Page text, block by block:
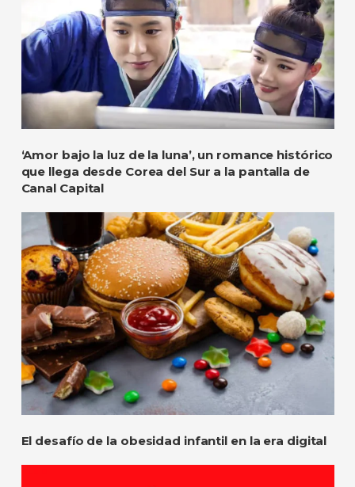
‘Amor bajo la luz de la luna’, un romance histórico
que llega desde Corea del Sur a la pantalla de
Canal Capital
El desafío de la obesidad infantil en la era digital